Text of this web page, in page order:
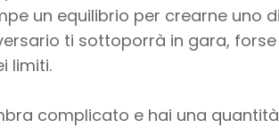
un equilibrio per crearne uno
ti sottoporrà in gara,
limiti.
complicato e hai una